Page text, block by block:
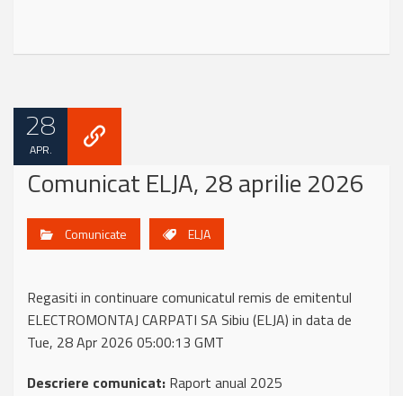
28
APR.
Comunicat ELJA, 28 aprilie 2026
Comunicate ELJA
Regasiti in continuare comunicatul remis de emitentul
ELECTROMONTAJ CARPATI SA Sibiu (ELJA) in data de
Tue, 28 Apr 2026 05:00:13 GMT
Descriere comunicat: Raport anual 2025